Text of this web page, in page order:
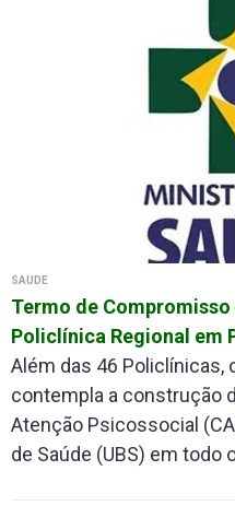
SAÚDE
Termo de
Policlínica Regional em
Além das 46 Policlínicas,
contempla a construção
Atenção Psicossocial
de Saúde (UBS) em todo